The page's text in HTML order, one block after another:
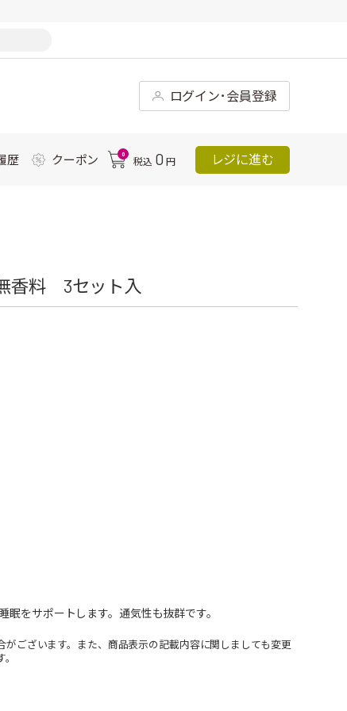
ログイン･会員登録
歴 クーポン 0
税込 0 円 レジに進む
香料 3セット入
をサポートします。通気性も抜群です。
ございます。また、商品表示の記載内容に関しましても変更